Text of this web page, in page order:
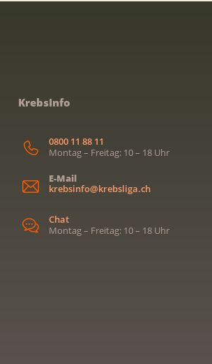
KrebsInfo
0800 11 88 11
Montag – Freitag: 10 – 18 Uhr
E-Mail
krebsinfo@krebsliga.ch
Chat
Montag – Freitag: 10 – 18 Uhr